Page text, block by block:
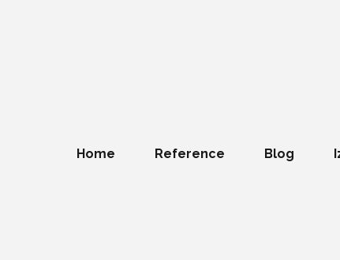
Home Reference Blog